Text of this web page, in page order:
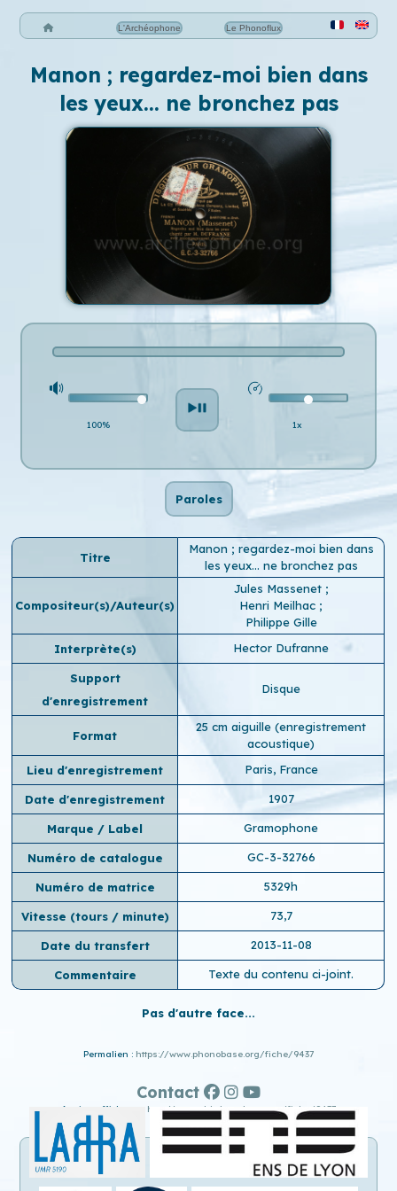
L'Archéophone Le Phonoflux
Manon ; regardez-moi bien dans
les yeux… ne bronchez pas
100% 1x
Paroles
Titre
Manon ; regardez-moi bien dans
les yeux… ne bronchez pas
Compositeur(s)/Auteur(s)
Jules Massenet ;
Henri Meilhac ;
Philippe Gille
Interprète(s)
Hector Dufranne
Support
d'enregistrement
Disque
Format
25 cm aiguille (enregistrement
acoustique)
Lieu d'enregistrement
Paris, France
Date d'enregistrement 1907
Marque / Label Gramophone
Numéro de catalogue GC-3-32766
Numéro de matrice 5329h
Vitesse (tours / minute) 73,7
Date du transfert 2013-11-08
Commentaire Texte du contenu ci-joint.
Pas d'autre face...
Permalien : https://www.phonobase.org/fiche/9437
Ancien affichage : http://www.old.phonobase.org/fiche/9437
Contact